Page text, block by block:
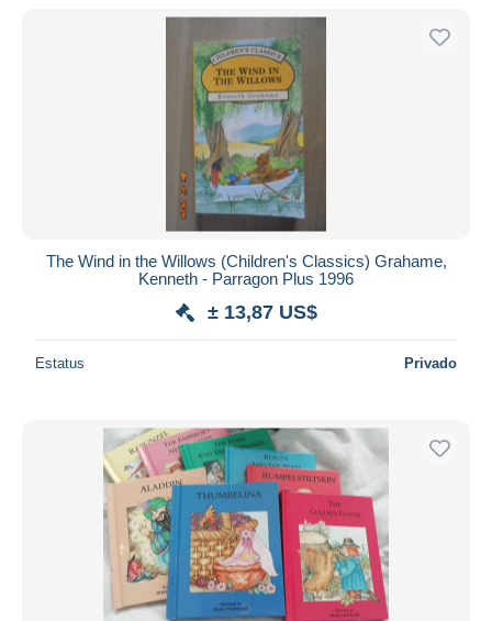
The Wind in the Willows (Children's Classics) Grahame,
Kenneth - Parragon Plus 1996
± 13,87 US$
Estatus Privado